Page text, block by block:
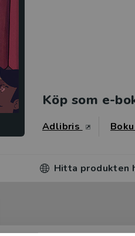
Köp som e-
Adlibris
Hitta produkten